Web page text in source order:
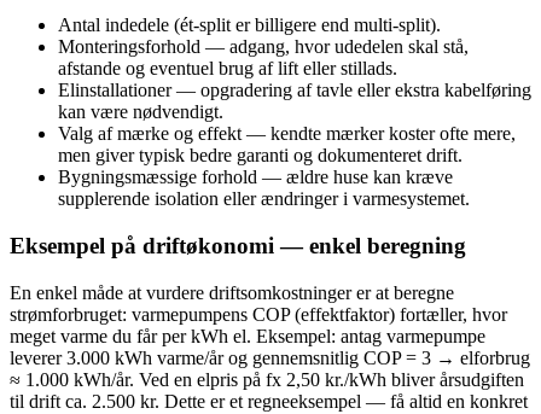
Antal indedele (ét‑split er billigere end multi‑split).
Monteringsforhold — adgang, hvor udedelen skal stå,
afstande og eventuel brug af lift eller stillads.
Elinstallationer — opgradering af tavle eller ekstra kabelføring
kan være nødvendigt.
Valg af mærke og effekt — kendte mærker koster ofte mere,
men giver typisk bedre garanti og dokumenteret drift.
Bygningsmæssige forhold — ældre huse kan kræve
supplerende isolation eller ændringer i varmesystemet.
Eksempel på driftøkonomi — enkel beregning
En enkel måde at vurdere driftsomkostninger er at beregne
strømforbruget: varmepumpens COP (effektfaktor) fortæller, hvor
meget varme du får per kWh el. Eksempel: antag varmepumpe
leverer 3.000 kWh varme/år og gennemsnitlig COP = 3 → elforbrug
≈ 1.000 kWh/år. Ved en elpris på fx 2,50 kr./kWh bliver årsudgiften
til drift ca. 2.500 kr. Dette er et regneeksempel — få altid en konkret